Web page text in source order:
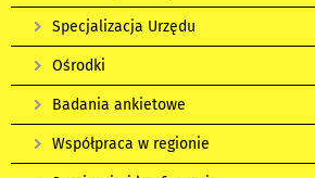
Specjalizacja Urzędu
Ośrodki
Badania ankietowe
Współpraca w regionie